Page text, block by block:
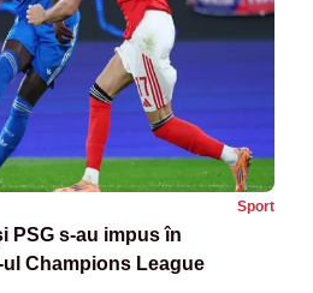
Sport
PSG s-au impus în
Champions League